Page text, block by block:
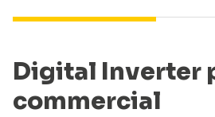
Digital Inverter
commercial